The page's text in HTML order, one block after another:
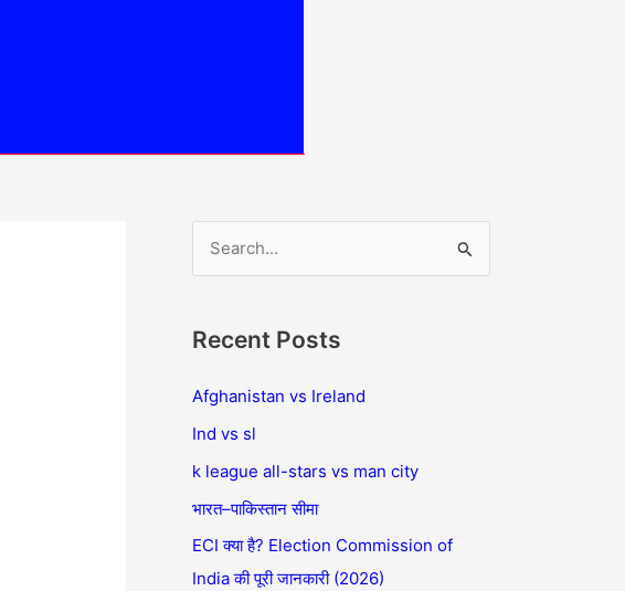
r
c
r
:
Recent Posts
Afghanistan vs Ireland
Ind vs sl
k league all-stars vs man city
भारत–पाकिस्तान सीमा
ECI क्या है? Election Commission of
India की पूरी जानकारी (2026)